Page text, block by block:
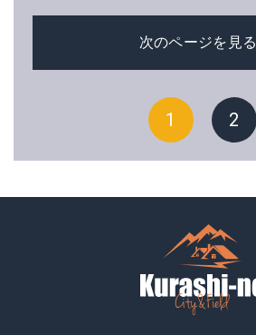
次のページを見る
1 2